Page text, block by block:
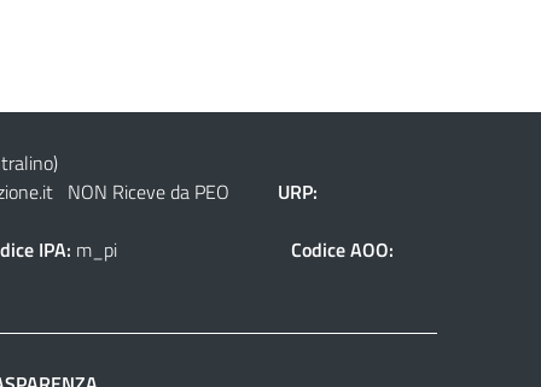
NON Riceve da PEO URP:
IPA: m_pi Codice AOO: